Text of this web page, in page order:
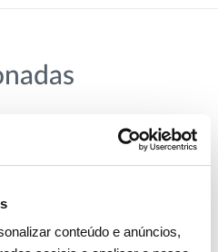
conteúdo e anúncios,